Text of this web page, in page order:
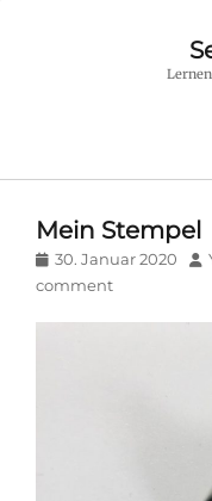
Mein Stempel
Posted
on
30. Januar 2020
comment